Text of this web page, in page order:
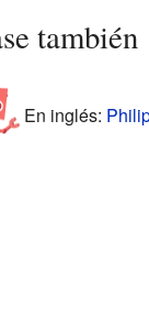
también
En inglés: